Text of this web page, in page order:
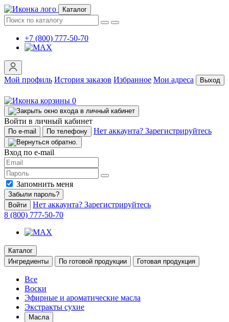
Каталог
+7 (800) 777-50-70
Мой профиль История заказов Избранное Мои адреса Выход
0
Войти в личный кабинет
По e-mail По телефону Нет аккаунта? Зарегистрируйтесь
Вход по e-mail
Запомнить меня
Забыли пароль?
Войти
Нет аккаунта? Зарегистрируйтесь
8 (800) 777-50-70
Каталог
Ингредиенты
По готовой продукции Готовая продукция
Все
Воски
Эфирные и ароматические масла
Экстракты сухие
Масла